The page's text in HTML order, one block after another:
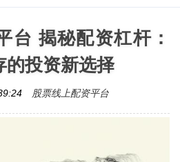
台 揭秘配资杠杆：
的投资新选择
股票线上配资平台